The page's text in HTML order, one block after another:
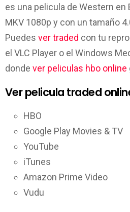
es una pelicula de Western en
MKV 1080p y con un tamaño
Puedes ver traded con tu
el VLC Player o el Windows
donde ver peliculas hbo online
Ver pelicula traded
HBO
Google Play Movies & TV
YouTube
iTunes
Amazon Prime Video
Vudu